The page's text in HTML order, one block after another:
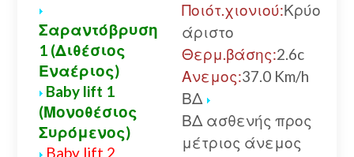
Σαραντόβρυση
1 (Διθέσιος
Εναέριος)
Baby lift 1
(Μονοθέσιος
Συρόμενος)
Baby lift 2
Ποιότ.χιονιού:Κρύο
άριστο
Θερμ.βάσης:2.6c
Ανεμος:37.0 Km/h
ΒΔ
ΒΔ ασθενής προς
μέτριος άνεμος